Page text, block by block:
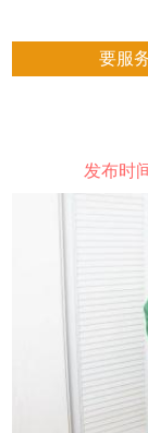
要服
发布